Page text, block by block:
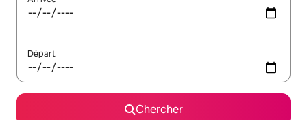
Départ
Chercher